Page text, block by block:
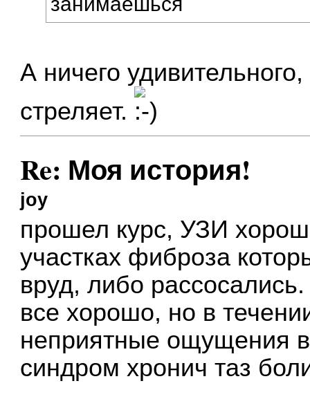
А ничего
стреляет.
Re: Моя история!
joy
прошел курс, УЗИ
участках фиброза
вруд, либо
все хорошо, но в
неприятные ощущения
синдром хронич таз